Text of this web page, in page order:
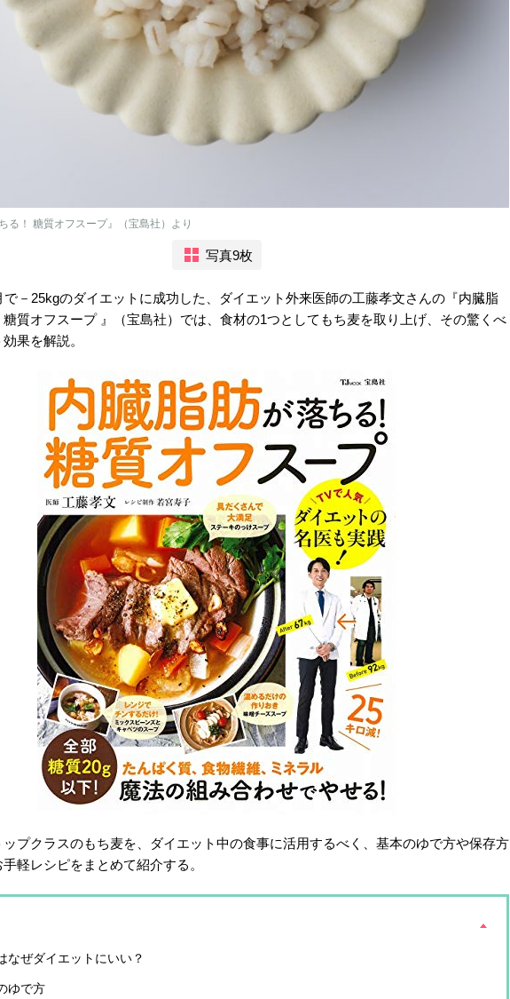
る！ 糖質オフスープ』（宝島社）より
写真9枚
で－25kgのダイエットに成功した、ダイエット外来医師の工藤孝文さんの『内臓脂
糖質オフスープ 』（宝島社）では、食材の1つとしてもち麦を取り上げ、その驚くべ
果を解説。
プクラスのもち麦を、ダイエット中の食事に活用するべく、基本のゆで方や保存方
軽レシピをまとめて紹介する。
なぜダイエットにいい？
ゆで方